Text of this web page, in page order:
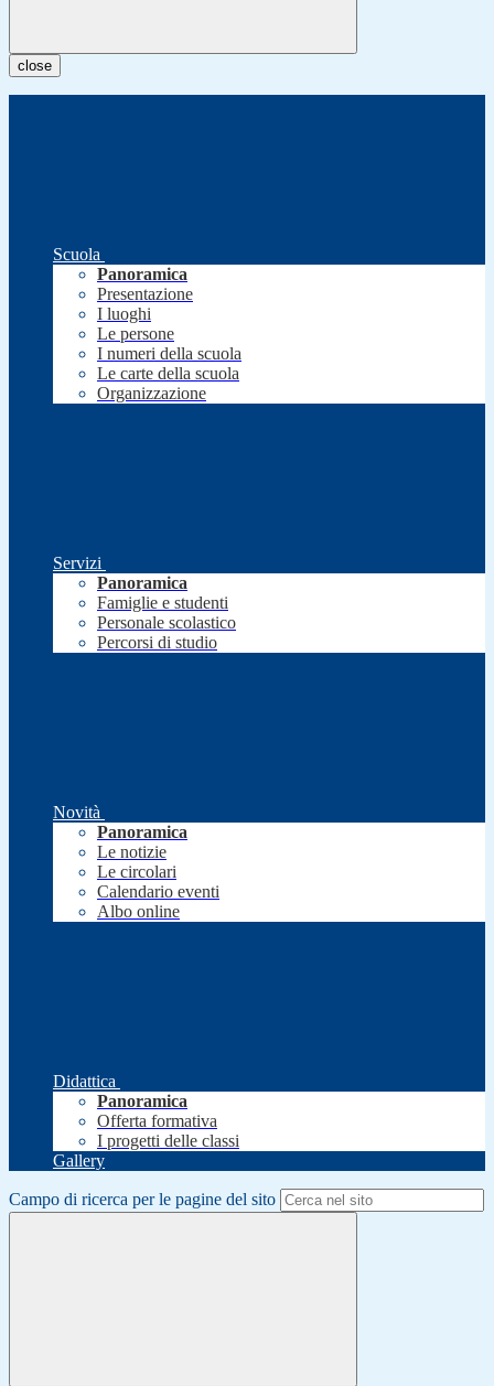
close
Scuola
Panoramica
Presentazione
I luoghi
Le persone
I numeri della scuola
Le carte della scuola
Organizzazione
Servizi
Panoramica
Famiglie e studenti
Personale scolastico
Percorsi di studio
Novità
Panoramica
Le notizie
Le circolari
Calendario eventi
Albo online
Didattica
Panoramica
Offerta formativa
I progetti delle classi
Gallery
Campo di ricerca per le pagine del sito